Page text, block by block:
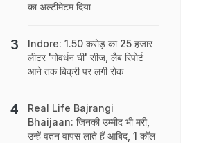
का अल्टीमेटम दिया
Indore: 1.50 करोड़ का 25 हजार
लीटर 'गोवर्धन घी' सीज, लैब रिपोर्ट
आने तक बिक्री पर लगी रोक
Real Life Bajrangi
Bhaijaan: जिनकी उम्‍मीद भी मरी,
उन्‍हें वतन वापस लाते हैं आबिद, 1 कॉल